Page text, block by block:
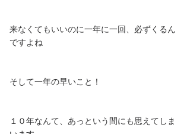
来なくてもいいのに一年に一回、必ずくるん
ですよね
そして一年の早いこと！
１０年なんて、あっという間にも思えてしま